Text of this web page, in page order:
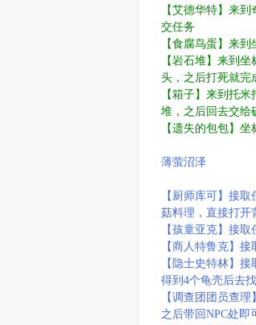
【艾德华特】来
交任务
【食腐鸟蛋】来
【岩石堆】来到
头，之后打死就完
【箱子】来到托
堆，之后回去交给
【遗失的包包】
薄萤沼泽
【 厨师库可】接取
菇料理，直接打开
【孩童亚克】接
【商人特鲁克】
【隐士史特林】
得到4个龟壳后去
【调查团团员查
之后带回NPC处即